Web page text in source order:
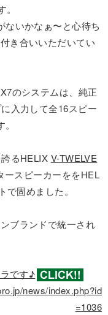
ないかなぁ〜と心待ち
き合いいただいてい
のシステムは、純正
入力して全16スピー
るHELIX V-TWELVE
ースピーカーををHEL
固めました。
ブランドで統一され
です♪
news/index.php?id
=1036